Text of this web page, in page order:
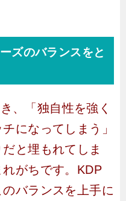
ズのバランスをと
、「独自性を強く
になってしまう」
と埋もれてしま
がちです。KDP
バランスを上手に